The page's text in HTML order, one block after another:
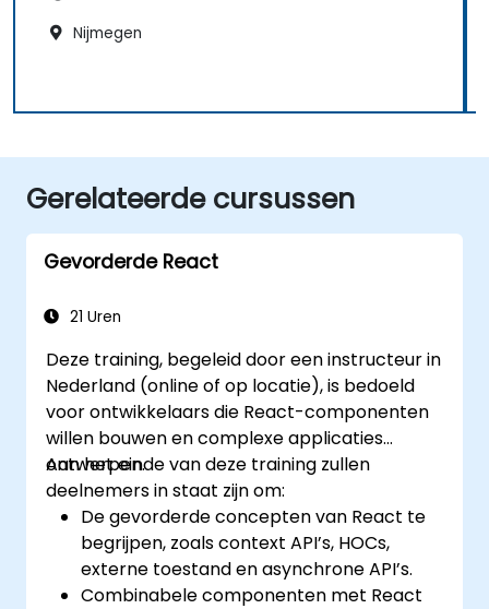
Nijmegen
Gerelateerde cursussen
Gevorderde React
21 Uren
Deze training, begeleid door een instructeur in
Nederland (online of op locatie), is bedoeld
voor ontwikkelaars die React-componenten
willen bouwen en complexe applicaties
ontwerpen.
Aan het einde van deze training zullen
deelnemers in staat zijn om:
De gevorderde concepten van React te
begrijpen, zoals context API’s, HOCs,
externe toestand en asynchrone API’s.
Combinabele componenten met React